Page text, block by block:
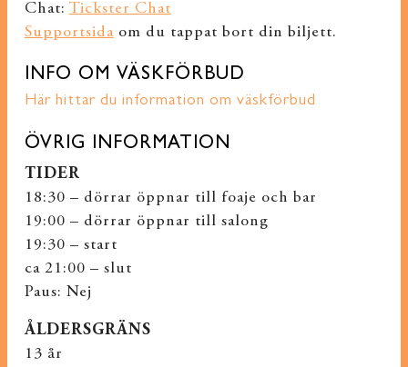
Chat: Tickster Chat
Supportsidaom du tappat bort din biljett.
INFO OM VÄSKFÖRBUD
Här hittar du information om väskförbud
ÖVRIG INFORMATION
TIDER
18:30 – dörrar öppnar till foaje och bar
19:00 – dörrar öppnar till salong
19:30 – start
ca 21:00 – slut
Paus: Nej
ÅLDERSGRÄNS
13 år